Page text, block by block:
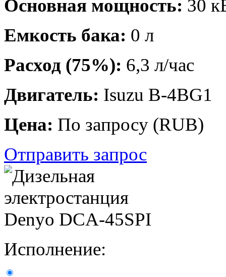
Основная мощность: 30
Емкость бака: 0 л
Расход (75%): 6,3 л/час
Двигатель: Isuzu B-4BG1
Цена: По запросу (RUB)
Отправить запрос
Исполнение: